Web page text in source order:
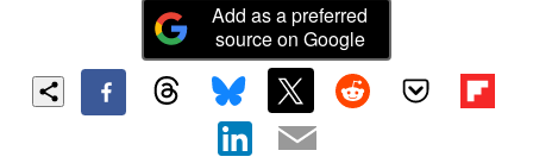
Add as a preferred
source on Google